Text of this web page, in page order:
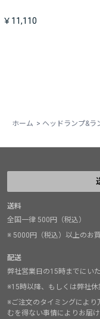
￥11,110
ホーム > ヘッドランプ&ラ
送料
全国一律 500円（税込）
※ 5000円（税込）以上のお
配送
弊社営業日の15時までにい
※15時以降、もしくは弊社休
※ご注文のタイミングにより
むを得ない事情によりお届